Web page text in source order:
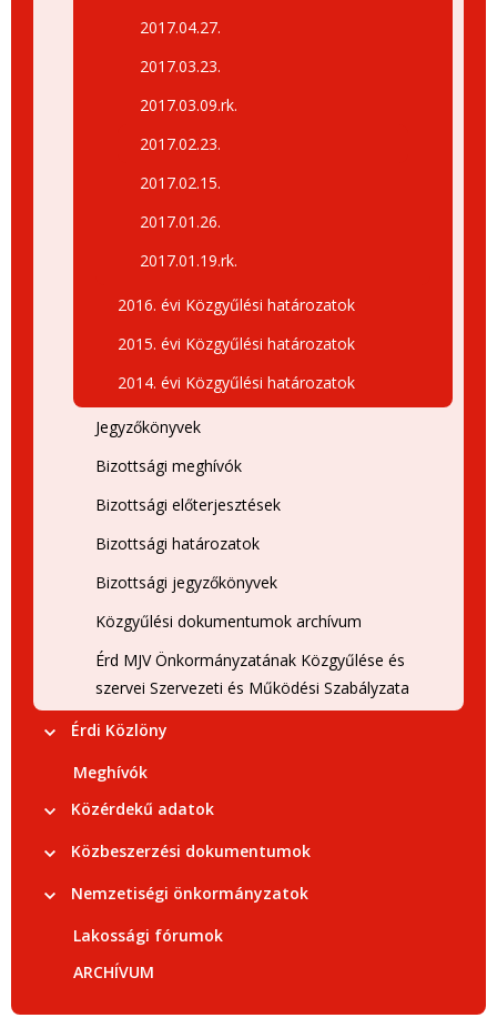
2017.04.27.
2017.03.23.
2017.03.09.rk.
2017.02.23.
2017.02.15.
2017.01.26.
2017.01.19.rk.
2016. évi Közgyűlési határozatok
2015. évi Közgyűlési határozatok
2014. évi Közgyűlési határozatok
Jegyzőkönyvek
Bizottsági meghívók
Bizottsági előterjesztések
Bizottsági határozatok
Bizottsági jegyzőkönyvek
Közgyűlési dokumentumok archívum
Érd MJV Önkormányzatának Közgyűlése és
szervei Szervezeti és Működési Szabályzata
Érdi Közlöny
Meghívók
Közérdekű adatok
Közbeszerzési dokumentumok
Nemzetiségi önkormányzatok
Lakossági fórumok
ARCHÍVUM